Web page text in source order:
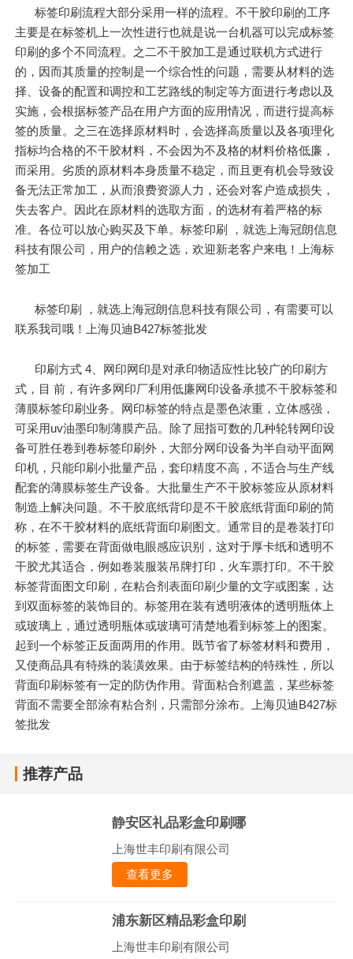
标签印刷流程大部分采用一样的流程。不干胶印刷的工序
主要是在标签机上一次性进行也就是说一台机器可以完成标签
印刷的多个不同流程。之二不干胶加工是通过联机方式进行
的，因而其质量的控制是一个综合性的问题，需要从材料的选
择、设备的配置和调控和工艺路线的制定等方面进行考虑以及
实施，会根据标签产品在用户方面的应用情况，而进行提高标
签的质量。之三在选择原材料时，会选择高质量以及各项理化
指标均合格的不干胶材料，不会因为不及格的材料价格低廉，
而采用。劣质的原材料本身质量不稳定，而且更有机会导致设
备无法正常加工，从而浪费资源人力，还会对客户造成损失，
失去客户。因此在原材料的选取方面，的选材有着严格的标
准。各位可以放心购买及下单。标签印刷 ，就选上海冠朗信息
科技有限公司，用户的信赖之选，欢迎新老客户来电！上海标
签加工
标签印刷 ，就选上海冠朗信息科技有限公司，有需要可以
联系我司哦！上海贝迪B427标签批发
印刷方式 4、网印网印是对承印物适应性比较广的印刷方
式，目 前，有许多网印厂利用低廉网印设备承揽不干胶标签和
薄膜标签印刷业务。网印标签的特点是墨色浓重，立体感强，
可采用uv油墨印制薄膜产品。除了屈指可数的几种轮转网印设
备可胜任卷到卷标签印刷外，大部分网印设备为半自动平面网
印机，只能印刷小批量产品，套印精度不高，不适合与生产线
配套的薄膜标签生产设备。大批量生产不干胶标签应从原材料
制造上解决问题。不干胶底纸背印是不干胶底纸背面印刷的简
称，在不干胶材料的底纸背面印刷图文。通常目的是卷装打印
的标签，需要在背面做电眼感应识别，这对于厚卡纸和透明不
干胶尤其适合，例如卷装服装吊牌打印，火车票打印。不干胶
标签背面图文印刷，在粘合剂表面印刷少量的文字或图案，达
到双面标签的装饰目的。标签用在装有透明液体的透明瓶体上
或玻璃上，通过透明瓶体或玻璃可清楚地看到标签上的图案。
起到一个标签正反面两用的作用。既节省了标签材料和费用，
又使商品具有特殊的装潢效果。由于标签结构的特殊性，所以
背面印刷标签有一定的防伪作用。背面粘合剂遮盖，某些标签
背面不需要全部涂有粘合剂，只需部分涂布。上海贝迪B427标
签批发
推荐产品
静安区礼品彩盒印刷哪
上海世丰印刷有限公司
查看更多
浦东新区精品彩盒印刷
上海世丰印刷有限公司